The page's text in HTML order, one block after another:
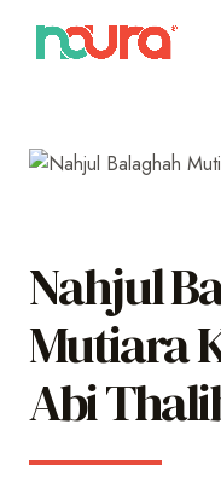
Nahjul
Mutiara
Abi